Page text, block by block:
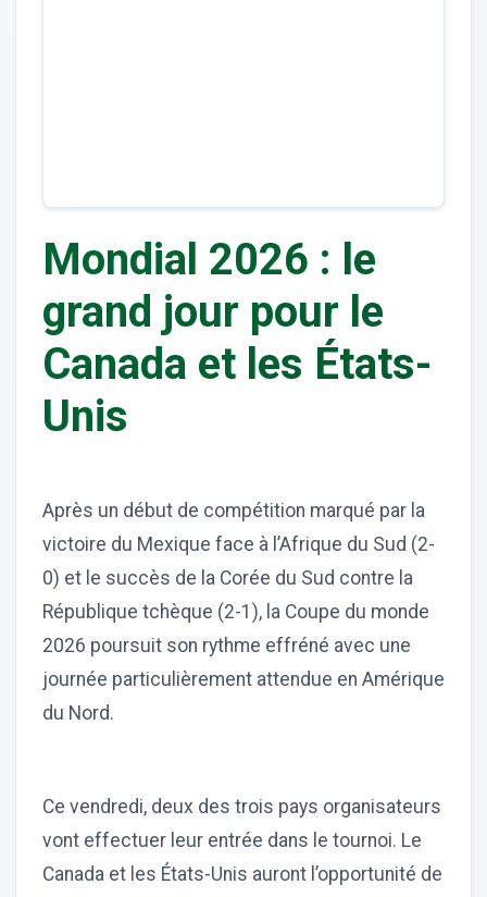
Mondial 2026 : le
grand jour pour le
Canada et les États-
Unis
Après un début de compétition marqué par la
victoire du Mexique face à l’Afrique du Sud (2-
0) et le succès de la Corée du Sud contre la
République tchèque (2-1), la Coupe du monde
2026 poursuit son rythme effréné avec une
journée particulièrement attendue en Amérique
du Nord.
Ce vendredi, deux des trois pays organisateurs
vont effectuer leur entrée dans le tournoi. Le
Canada et les États-Unis auront l’opportunité de